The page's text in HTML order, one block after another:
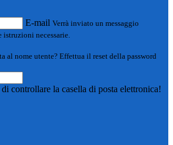
E-mail Verrà inviato un messaggio
necessarie.
al nome utente? Effettua il reset della password
controllare la casella di posta elettronica!